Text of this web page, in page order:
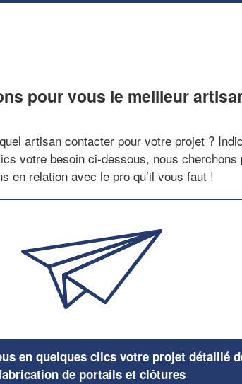
pour vous le meilleur
artisan contacter pour votre projet ?
votre besoin ci-dessous, nous cherchons
en relation avec le pro qu’il vous faut !
en quelques clics votre projet détaillé
de portails et clôtures